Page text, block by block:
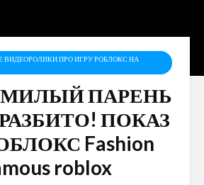
ПРО ИГРУ РОБЛОКС НА
ПАРЕНЬ
ПОКАЗ
Fashion
roblox